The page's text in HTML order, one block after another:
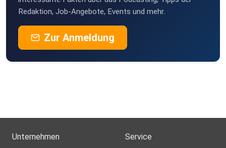
Redaktion, Job-Angebote, Events und mehr.
Zur Anmeldung
Unternehmen Service